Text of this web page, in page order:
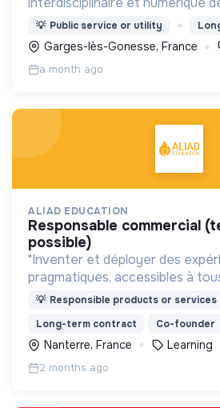
Moteur du renouveau créatif,
pratique, formation et
💡 Public service or utility
Garges-lès-Gonesse, France
a month ago
ALIAD EDUCATION
responsable commercial (temps partiel
possible)
"Inventer et déployer des
pragmatiques, accessibles à
profit les sciences cognitives,
💡 Responsible products or services
Long-term contract
Co-founder
Nanterre, France Learning
2 months ago